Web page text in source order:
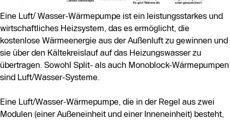
Eine Luft/ Wasser-Wärmepumpe ist ein leistungsstarkes und
wirtschaftliches Heizsystem, das es ermöglicht, die
kostenlose Wärmeenergie aus der Außenluft zu gewinnen und
sie über den Kältekreislauf auf das Heizungswasser zu
übertragen. Sowohl Split- als auch Monoblock-Wärmepumpen
sind Luft/Wasser-Systeme.
Eine Luft/Wasser-Wärmepumpe, die in der Regel aus zwei
Modulen (einer Außeneinheit und einer Inneneinheit) besteht,